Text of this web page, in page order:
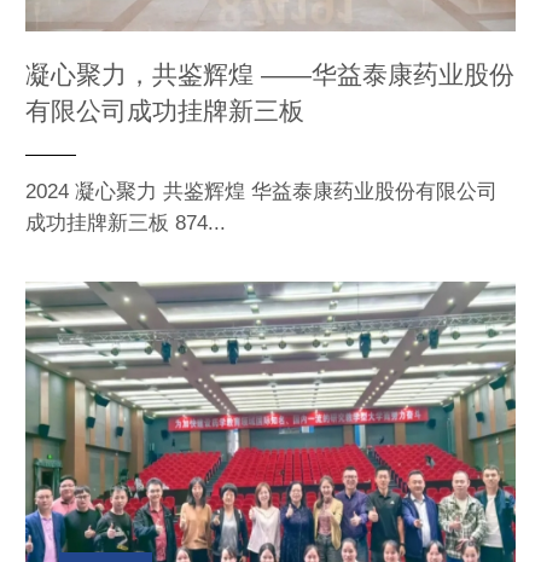
凝心聚力，共鉴辉煌 ——华益泰康药业股份
有限公司成功挂牌新三板
2024 凝心聚力 共鉴辉煌 华益泰康药业股份有限公司
成功挂牌新三板 874...